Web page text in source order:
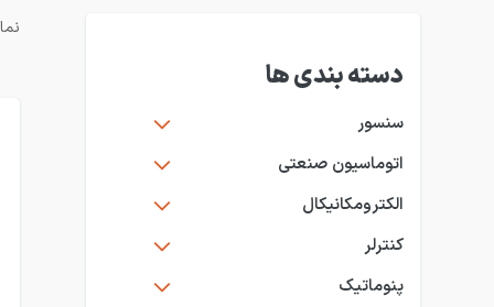
دسته بندی ها
سنسور
اتوماسیون صنعتی
الکترومکانیکال
کنترلر
پنوماتیک
نمایش